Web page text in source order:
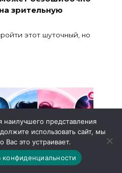
зрительную
этот шуточный, но
представления
использовать сайт, мы
Вас это устраивает.
конфиденциальности